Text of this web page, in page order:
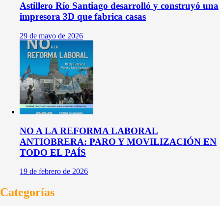
Astillero Río Santiago desarrolló y construyó una
impresora 3D que fabrica casas
29 de mayo de 2026
NO A LA REFORMA LABORAL
ANTIOBRERA: PARO Y MOVILIZACIÓN EN
TODO EL PAÍS
19 de febrero de 2026
Categorías